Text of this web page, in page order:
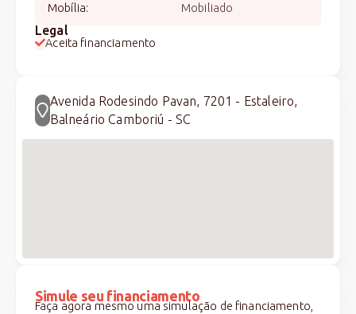
Mobília: Mobiliado
Legal
Aceita financiamento
Avenida Rodesindo Pavan, 7201 - Estaleiro,
Balneário Camboriú - SC
Simule seu financiamento
Faça agora mesmo uma simulação de financiamento,